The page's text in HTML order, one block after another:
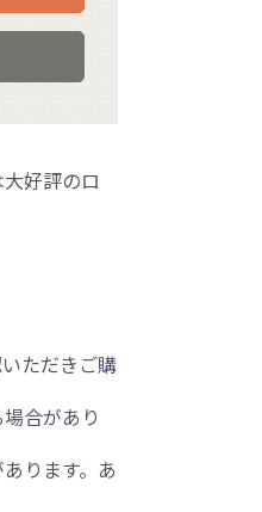
好評のロ
ただきご購
合があり
ります。あ